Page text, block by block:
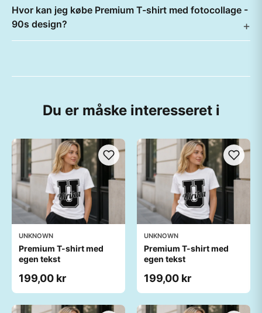
Hvor kan jeg købe Premium T-shirt med fotocollage -
90s design?
Du er måske interesseret i
UNKNOWN
Premium T-shirt med
egen tekst
199,00 kr
UNKNOWN
Premium T-shirt med
egen tekst
199,00 kr